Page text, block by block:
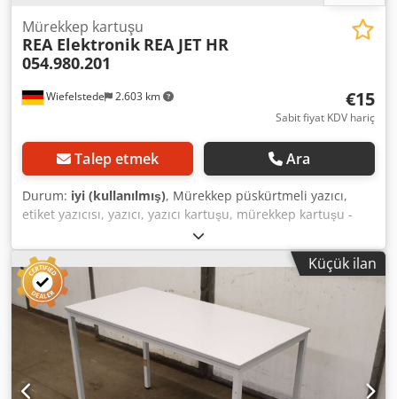
Wiefelstede 2.603 km
Mürekkep kartuşu
REA Elektronik REA JET HR
054.980.201
€15
Sabit fiyat KDV hariç
Talep etmek Ara
Durum: iyi (kullanılmış), Mürekkep püskürtmeli yazıcı,
etiket yazıcısı, yazıcı, yazıcı kartuşu, mürekkep kartuşu -
Teslimat: mevcut durumda, görüldüğü gibi Dkodpjywr
Unefx Ahier - Son kullanma tarihi: Üretici: REA Elektronik,
mürekkep kartuşu REA JET HR Multiple Black .: 054.980.201
- Renk: siyah - Miktar: 39 adet kartuş mevcut - Fiyat: adet
başına - Kutu boyutu: 120/60/Y25 mm - Ağırlık: 0,1 kg
Küçük ilan